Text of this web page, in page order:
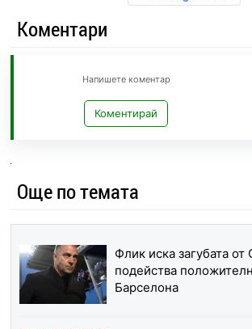
Коментари
Напишете коментар
Коментирай
Още по темата
Флик иска загубата от
подейства
Барселона